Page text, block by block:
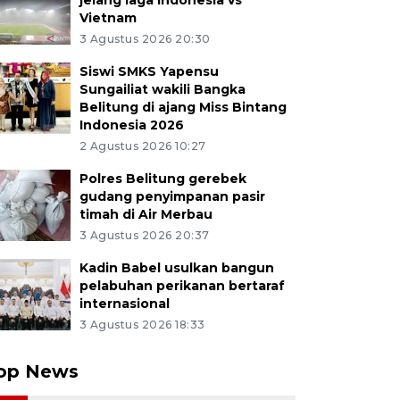
Vietnam
3 Agustus 2026 20:30
Siswi SMKS Yapensu
Sungailiat wakili Bangka
Belitung di ajang Miss Bintang
Indonesia 2026
2 Agustus 2026 10:27
Polres Belitung gerebek
gudang penyimpanan pasir
timah di Air Merbau
3 Agustus 2026 20:37
Kadin Babel usulkan bangun
pelabuhan perikanan bertaraf
internasional
3 Agustus 2026 18:33
News